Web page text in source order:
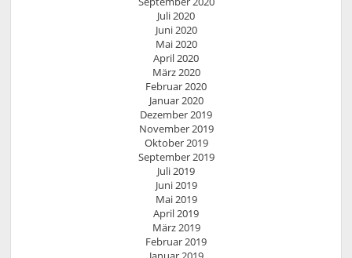
Juli 2020
Juni 2020
Mai 2020
April 2020
März 2020
Februar 2020
Januar 2020
Dezember 2019
November 2019
Oktober 2019
September 2019
Juli 2019
Juni 2019
Mai 2019
April 2019
März 2019
Februar 2019